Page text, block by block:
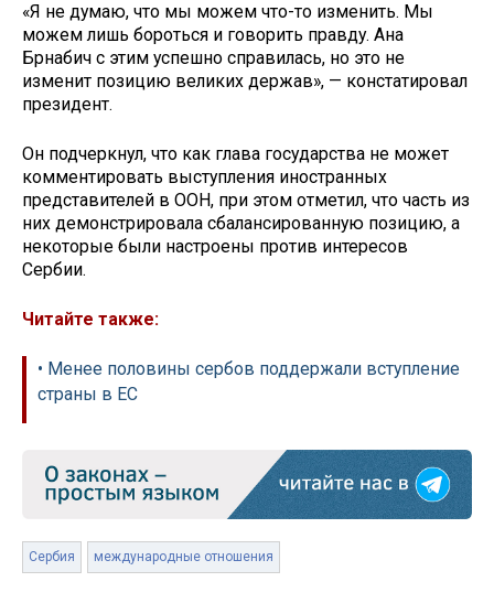
«Я не думаю, что мы можем что-то изменить. Мы
можем лишь бороться и говорить правду. Ана
Брнабич с этим успешно справилась, но это не
изменит позицию великих держав», — констатировал
президент.
Он подчеркнул, что как глава государства не может
комментировать выступления иностранных
представителей в ООН, при этом отметил, что часть из
них демонстрировала сбалансированную позицию, а
некоторые были настроены против интересов
Сербии.
Читайте также:
• Менее половины сербов поддержали вступление
страны в ЕС
Сербия международные отношения